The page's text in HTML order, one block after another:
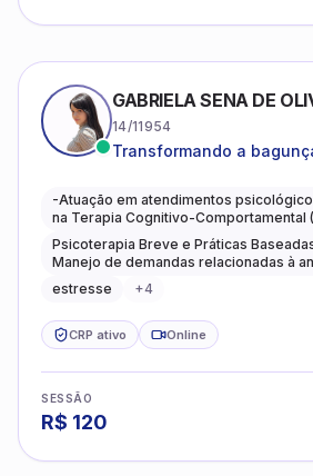
GABRIELA SENA DE
14/11954
Transformando a
caminhos mais gentis
-Atuação em atendimentos
na Terapia Cognitivo-Comportamental
Psicoterapia Breve e Práticas
Manejo de demandas relacionadas à
estresse
+4
CRP ativo Online
SESSÃO
R$ 120